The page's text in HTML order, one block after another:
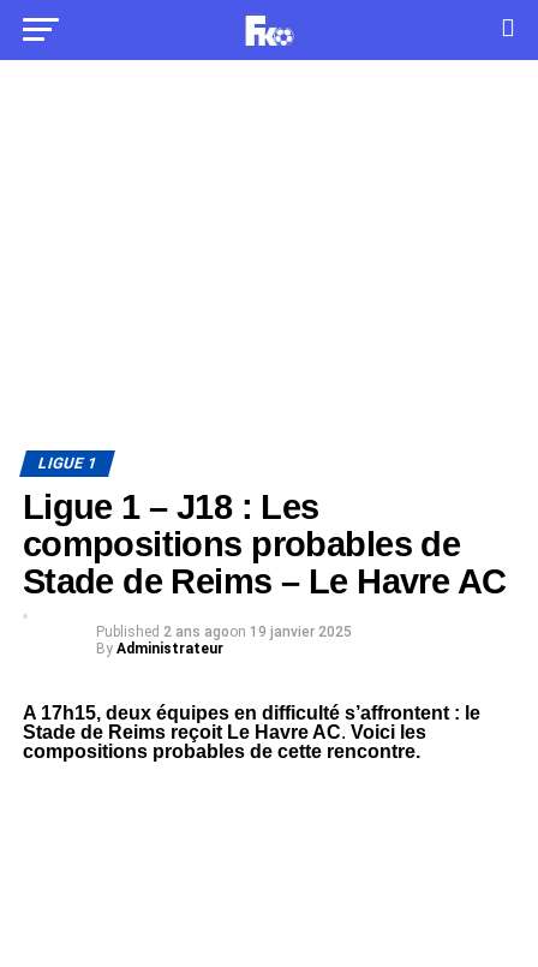
LIGUE 1
Ligue 1 – J18 : Les
compositions probables de
Stade de Reims – Le Havre AC
Published 2 ans agoon 19 janvier 2025
By Administrateur
A 17h15, deux équipes en difficulté s’affrontent : le
Stade de Reims reçoit Le Havre AC. Voici les
compositions probables de cette rencontre.